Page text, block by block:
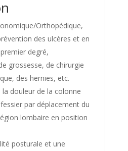
Orthopédique,
des ulcères et en
degré,
grossesse, de chirurgie
des hernies, etc.
douleur de la colonne
par déplacement du
lombaire en position
posturale et une